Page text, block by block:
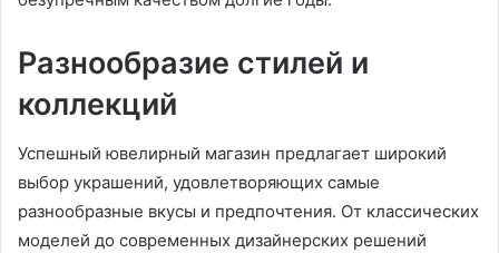
Разнообразие стилей и
коллекций
Успешный ювелирный магазин предлагает широкий
выбор украшений, удовлетворяющих самые
разнообразные вкусы и предпочтения. От классических
моделей до современных дизайнерских решений